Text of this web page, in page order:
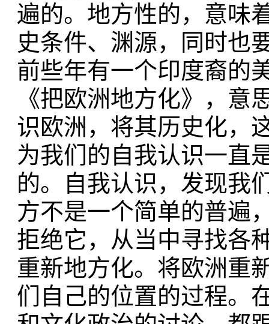
遍的。地方性的，意味
史条件、渊源，同时也
前些年有一个印度裔的
《把欧洲地方化》，意
识欧洲，将其历史化，
为我们的自我认识一直
的。自我认识，发现我
方不是一个简单的普遍
拒绝它，从当中寻找各
重新地方化。将欧洲重
们自己的位置的过程。